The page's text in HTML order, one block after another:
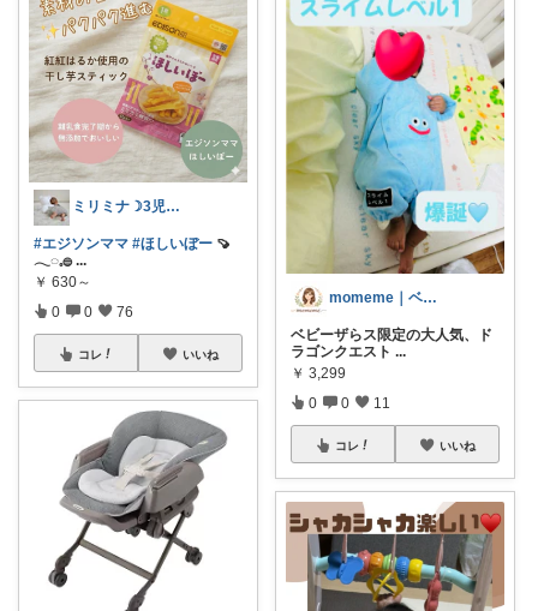
ミリミナ☽3児の保育士ママ第4子妊娠中
#エジソンママ #ほしいぼー 🍠
𓂃◌𓈒𓐍...
￥ 630～
0 0 76
コレ いいね
momeme｜ベビー&キッズ専門店
ベビーザらス限定の大人気、ド
ラゴンクエスト ...
￥ 3,299
0 0 11
コレ いいね